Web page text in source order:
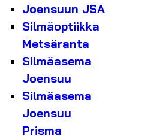
Joensuun JSA
Silmäoptiikka
Metsäranta
Silmäasema
Joensuu
Silmäasema
Joensuu
Prisma